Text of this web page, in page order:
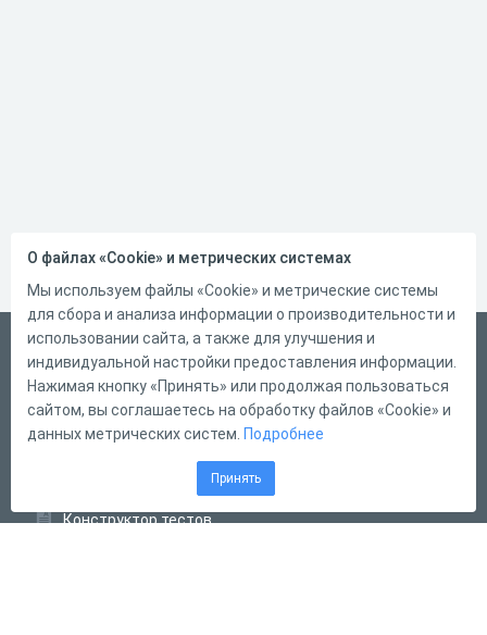
Русский
Справка
Форма обратной связи
Конструктор тестов
О файлах «Cookie» и метрических системах
Мы используем файлы «Cookie» и метрические системы
для сбора и анализа информации о производительности и
использовании сайта, а также для улучшения и
индивидуальной настройки предоставления информации.
Нажимая кнопку «Принять» или продолжая пользоваться
сайтом, вы соглашаетесь на обработку файлов «Cookie» и
данных метрических систем. Подробнее
Принять